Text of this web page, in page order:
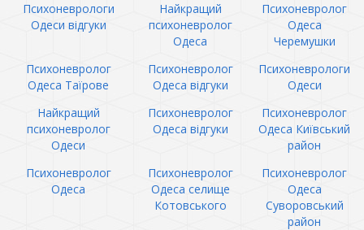
Психоневрологи
Одеси відгуки
Найкращий
психоневролог
Одеса
Психоневролог
Одеса
Черемушки
Психоневролог
Одеса Таїрове
Психоневролог
Одеса відгуки
Психоневрологи
Одеси
Найкращий
психоневролог
Одеси
Психоневролог
Одеса відгуки
Психоневролог
Одеса Київський
район
Психоневролог
Одеса
Психоневролог
Одеса селище
Котовського
Психоневролог
Одеса
Суворовський
район